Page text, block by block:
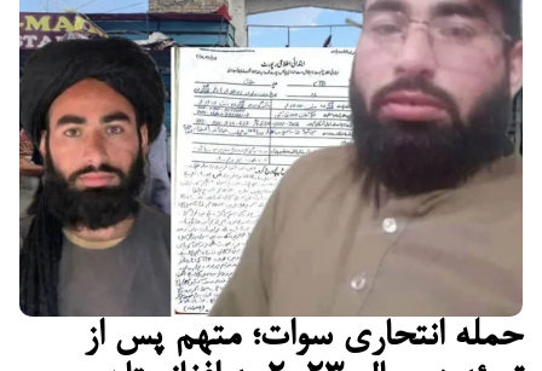
حمله انتحاری سوات؛ متهم پس از